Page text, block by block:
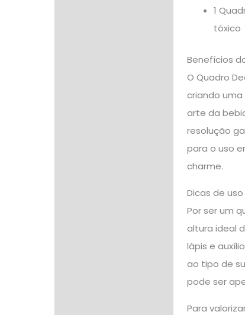
1
tóxico
Benefícios
O Quadro
criando
arte da
resolução
para o uso
charme.
Dicas de
Por ser um
altura ideal
lápis e
ao tipo de
pode ser
Para